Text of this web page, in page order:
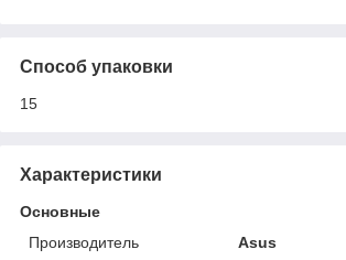
Способ упаковки
15
Характеристики
Основные
Производитель
Asus